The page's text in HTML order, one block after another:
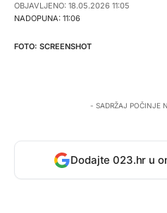
NADOPUNA: 11:06
OBJAVLJENO: 18.05.2026 11:05
SCREENSHOT
- SADRŽAJ POČINJE
Dodajte 023.hr u